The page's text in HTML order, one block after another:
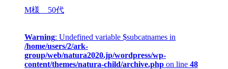
M様 50代
Warning: Undefined variable $subcatnames in
/home/users/2/ark-
group/web/natura2020.jp/wordpress/wp-
content/themes/natura-child/archive.php on line 48